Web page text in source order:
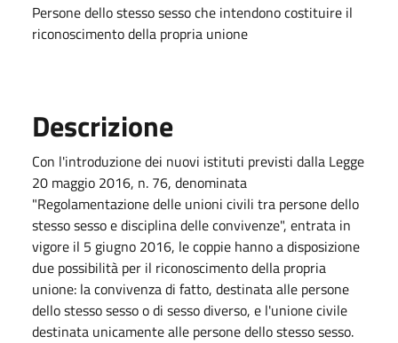
Persone dello stesso sesso che intendono costituire il
riconoscimento della propria unione
Descrizione
Con l'introduzione dei nuovi istituti previsti dalla Legge
20 maggio 2016, n. 76, denominata
"Regolamentazione delle unioni civili tra persone dello
stesso sesso e disciplina delle convivenze", entrata in
vigore il 5 giugno 2016, le coppie hanno a disposizione
due possibilità per il riconoscimento della propria
unione: la convivenza di fatto, destinata alle persone
dello stesso sesso o di sesso diverso, e l'unione civile
destinata unicamente alle persone dello stesso sesso.